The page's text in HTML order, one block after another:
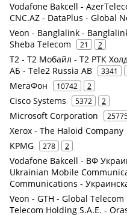
Vodafone Bakcell -
CNC.AZ - DataPlus - Global
Veon - Banglalink -
Sheba Telecom
21 2
Т2 - Т2 Мобайл - Т2 РТК
АБ - Tele2 Russia AB
3341
МегаФон 10742 2
Cisco Systems 5372 2
Microsoft Corporation
Xerox - The Haloid Company
KPMG 278 2
Vodafone Bakcell - ВФ
Ukrainian Mobile
Communications -
Veon - GTH - Global
Telecom Holding S.A.E. -